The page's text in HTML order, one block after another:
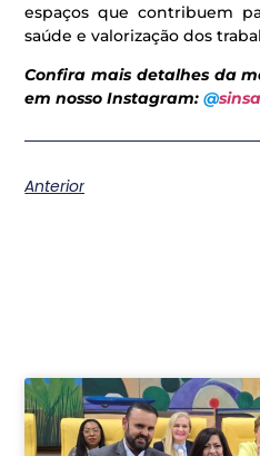
espaços que contribuem
saúde e valorização dos
Confira mais detalhes da
em nosso Instagram:@
Anterior
Postagens